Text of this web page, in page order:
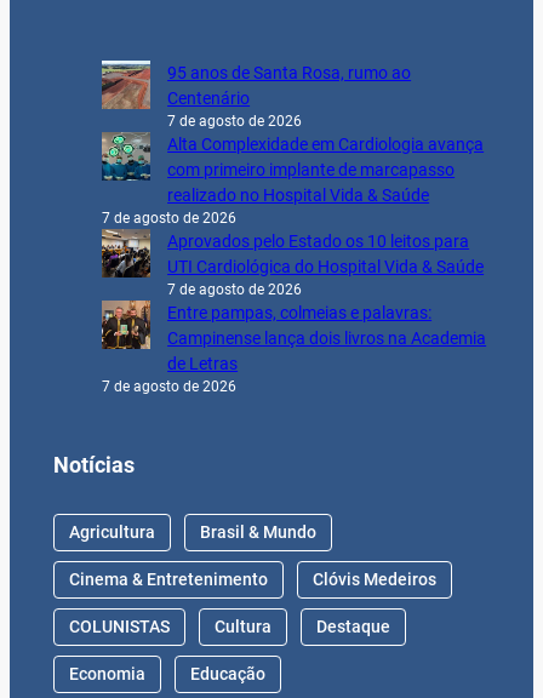
95 anos de Santa Rosa, rumo ao
Centenário
7 de agosto de 2026
Alta Complexidade em Cardiologia avança
com primeiro implante de marcapasso
realizado no Hospital Vida & Saúde
7 de agosto de 2026
Aprovados pelo Estado os 10 leitos para
UTI Cardiológica do Hospital Vida & Saúde
7 de agosto de 2026
Entre pampas, colmeias e palavras:
Campinense lança dois livros na Academia
de Letras
7 de agosto de 2026
Notícias
Agricultura Brasil & Mundo
Cinema & Entretenimento Clóvis Medeiros
COLUNISTAS Cultura Destaque
Economia Educação